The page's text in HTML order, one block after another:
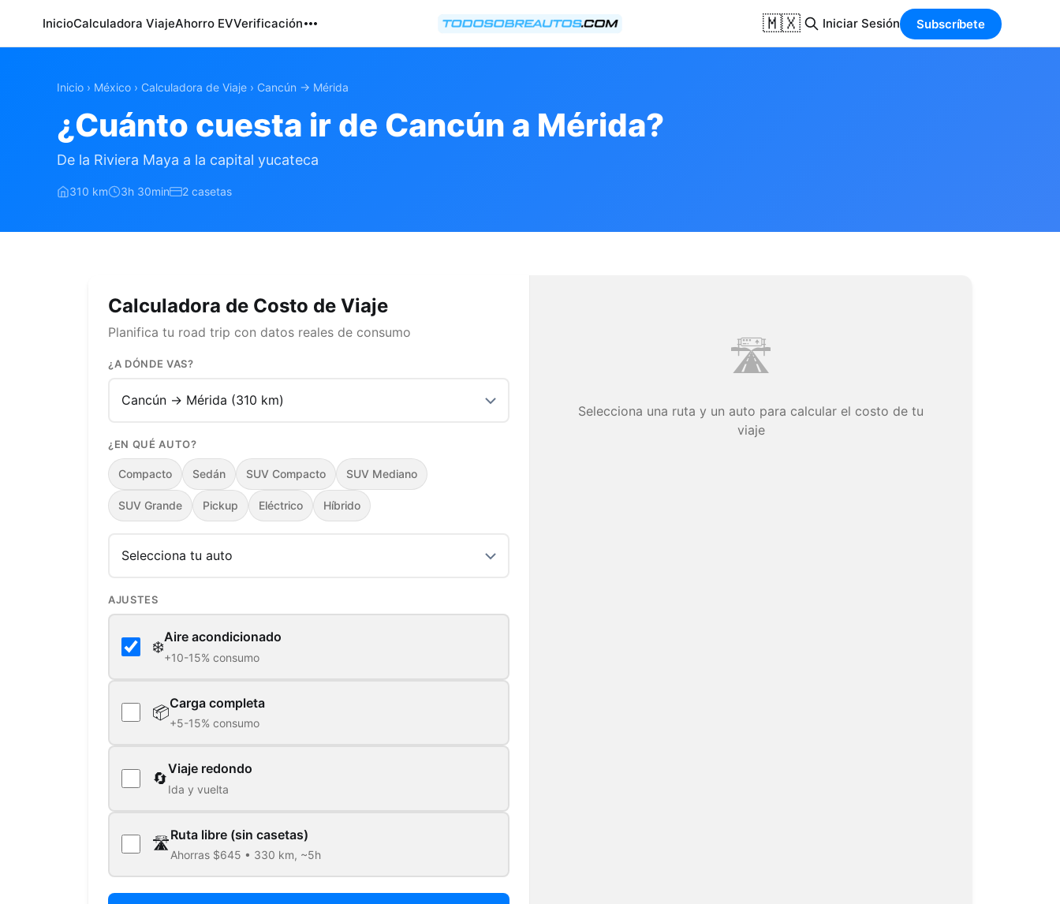
InicioCalculadora ViajeAhorro EVVerificación 🇲🇽 Iniciar Sesión Subscríbete
Inicio › México › Calculadora de Viaje › Cancún → Mérida
¿Cuánto cuesta ir de Cancún a Mérida?
De la Riviera Maya a la capital yucateca
310 km 3h 30min 2 casetas
Calculadora de Costo de Viaje
Planifica tu road trip con datos reales de consumo
¿A DÓNDE VAS?
¿EN QUÉ AUTO?
Compacto Sedán SUV Compacto SUV Mediano
SUV Grande Pickup Eléctrico Híbrido
AJUSTES
❄️
Aire acondicionado
+10-15% consumo
📦
Carga completa
+5-15% consumo
🔄
Viaje redondo
Ida y vuelta
🛣️
Ruta libre (sin casetas)
Ahorras $645 • 330 km, ~5h
🛣️
Selecciona una ruta y un auto para calcular el costo de tu
viaje